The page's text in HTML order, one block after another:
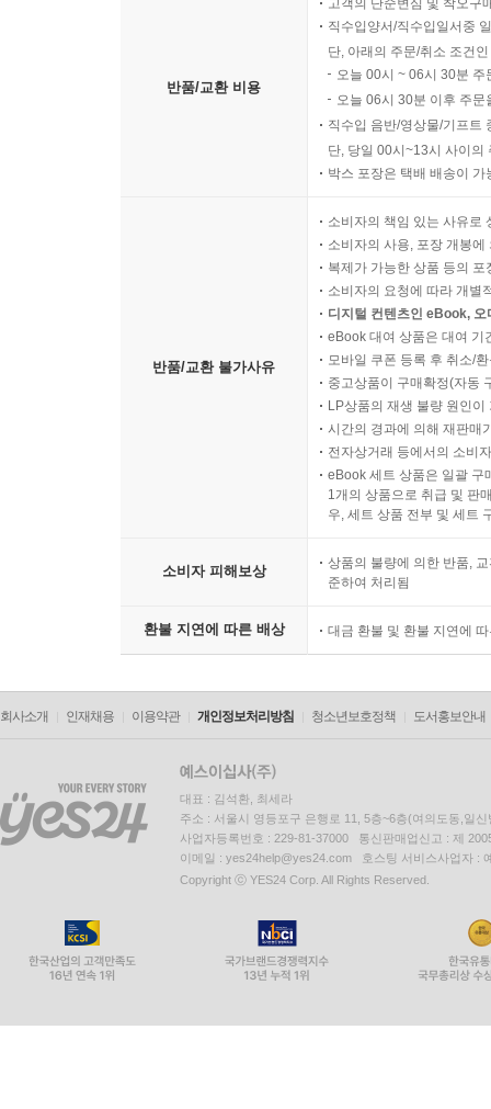
반품/교환 비용
고객의 단순변심 및 착오구
직수입양서/직수입일서중
단, 아래의 주문/취소 조건
오늘 00시 ~ 06시 30분
오늘 06시 30분 이후 주
직수입 음반/영상물/기프트
단, 당일 00시~13시 사이의
박스 포장은 택배 배송이
반품/교환 불가사유
소비자의 책임 있는 사유로
소비자의 사용, 포장 개봉
복제가 가능한 상품 등의
소비자의 요청에 따라 개별
디지털 컨텐츠인 eBook,
eBook 대여 상품은 대여 기
모바일 쿠폰 등록 후 취소/
중고상품이 구매확정(자동
LP상품의 재생 불량 원인
시간의 경과에 의해 재판매
전자상거래 등에서의 소비
eBook 세트 상품은 일괄 구
1개의 상품으로 취급 및 판
우, 세트 상품 전부 및 세트
소비자 피해보상
상품의 불량에 의한 반품,
준하여 처리됨
환불 지연에 따른 배상 대금 환불 및 환불 지연에
회사소개 인재채용 이용약관 개인정보처리방침 청소년보호정책 도서홍보안내
대표 : 김석환, 최세라
주소 : 서울시 영등포구 은행로 11, 5층~6층(여의도동,일신
사업자등록번호 : 229-81-37000 통신판매업신고 : 제
이메일 : yes24help@yes24.com 호스팅 서비스사업자 :
Copyright ⓒ YES24 Corp. All Rights Reserved.